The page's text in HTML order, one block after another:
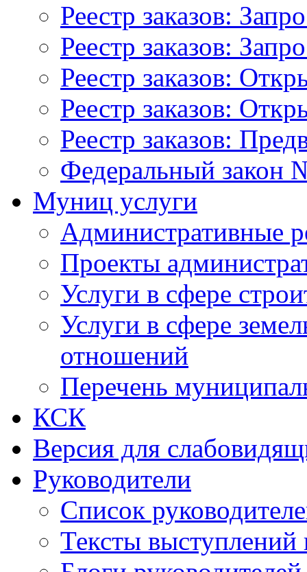
Реестр заказов:
Реестр заказов:
Реестр заказов:
Реестр заказов:
Реестр заказов:
Федеральный закон
Муниц услуги
Административные
Проекты
Услуги в сфере
Услуги в сфере
отношений
Перечень
КСК
Версия для
Руководители
Список
Тексты выступлений